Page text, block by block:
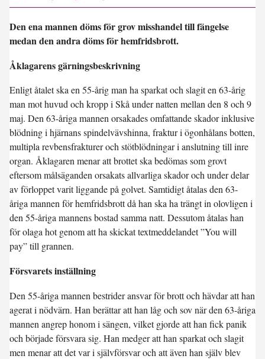
Den ena mannen döms för grov misshandel till fängelse
medan den andra döms för hemfridsbrott.
Åklagarens gärningsbeskrivning
Enligt åtalet ska en 55-årig man ha sparkat och slagit en 63-årig
man mot huvud och kropp i Skå under natten mellan den 8 och 9
maj. Den 63-åriga mannen orsakades omfattande skador inklusive
blödning i hjärnans spindelvävshinna, fraktur i ögonhålans botten,
multipla revbensfrakturer och stötblödningar i anslutning till inre
organ. Åklagaren menar att brottet ska bedömas som grovt
eftersom målsäganden orsakats allvarliga skador och under delar
av förloppet varit liggande på golvet. Samtidigt åtalas den 63-
åriga mannen för hemfridsbrott då han ska ha trängt in olovligen i
den 55-åriga mannens bostad samma natt. Dessutom åtalas han
för olaga hot genom att ha skickat textmeddelandet ”You will
pay” till grannen.
Försvarets inställning
Den 55-åriga mannen bestrider ansvar för brott och hävdar att han
agerat i nödvärn. Han berättar att han låg och sov när den 63-åriga
mannen angrep honom i sängen, vilket gjorde att han fick panik
och började försvara sig. Han medger att han sparkat och slagit
men menar att det var i självförsvar och att även han själv blev